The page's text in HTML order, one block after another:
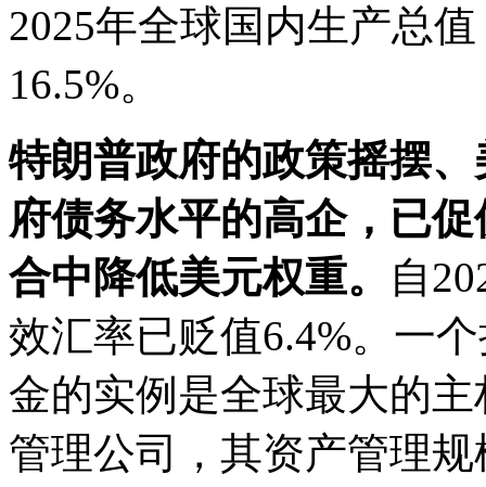
2025年全球国内生产总
16.5%。
特朗普政府的政策摇摆
府债务水平的高企，已
合中降低美元权重。
自
效汇率已贬值6.4%。一
金的实例是全球最大的
管理公司，其资产管理